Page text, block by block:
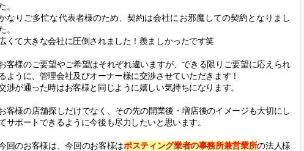
。
なりご多忙な代表者様のため、契約は会社にお邪魔しての契約となりまし
。
くて大きな会社に圧倒されました！羨ましかったです笑
客様のご要望やご希望はそれぞれ違いますが、できる限りご要望に応えられ
ように、管理会社及びオーナー様に交渉させていただきます！
渉が通った時はお客様と同じように嬉しい気持ちになります。
客様の店舗探しだけでなく、その先の開業後・増店後のイメージも大切にし
サポートできるように今後も尽力したいと思います。
回のお客様は、今回のお客様はポスティング業者の事務所兼営業所の法人様